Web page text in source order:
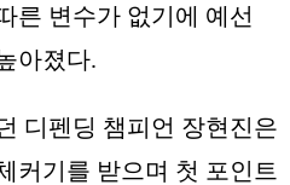
른 변수가 없기에 예선
아졌다.
디펜딩 챔피언 장현진은
커기를 받으며 첫 포인트